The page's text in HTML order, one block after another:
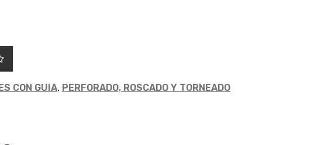
CON GUIA, PERFORADO, ROSCADO Y TORNEADO